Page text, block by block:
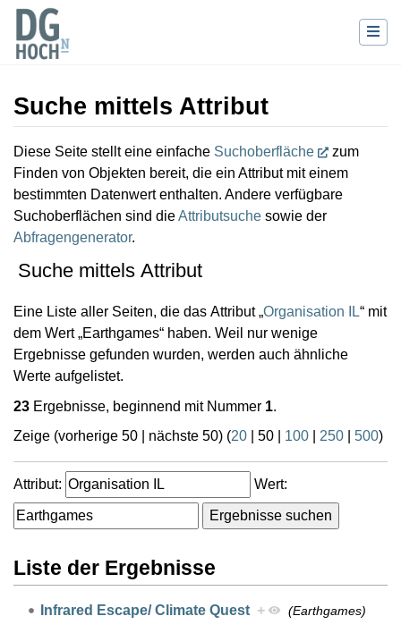
Suche mittels Attribut
Wechseln zu:Navigation,Suche
Diese Seite stellt eine einfache Suchoberfläche
zum
Finden von Objekten bereit, die ein Attribut mit einem
bestimmten Datenwert enthalten. Andere verfügbare
Suchoberflächen sind dieAttributsuche sowie der
Abfragengenerator.
Suche mittels Attribut
Eine Liste aller Seiten, die das Attribut „Organisation IL“ mit
dem Wert „Earthgames“ haben. Weil nur wenige
Ergebnisse gefunden wurden, werden auch ähnliche
Werte aufgelistet.
23 Ergebnisse, beginnend mit Nummer 1.
Zeige (vorherige 50 nächste 50) (20 50 100 250 500)
Attribut: Wert:
Liste der Ergebnisse
Infrared Escape/ Climate Quest + (Earthgames)